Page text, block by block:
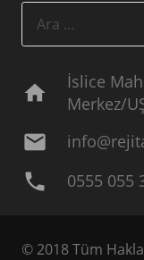
home
İslice
Merkez/
mail
phone 0555 055
© 2018 Tüm